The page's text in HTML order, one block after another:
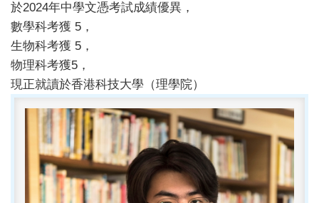
於2024年中學文憑考試成績優異，
數學科考獲 5，
生物科考獲 5，
物理科考獲5，
現正就讀於香港科技大學（理學院）